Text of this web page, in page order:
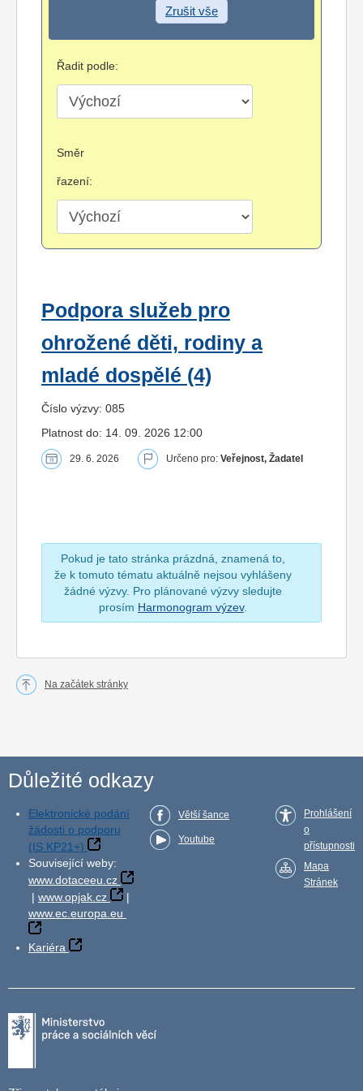
Zrušit vše
Řadit podle:
Směr
řazení:
Podpora služeb pro
ohrožené děti, rodiny a
mladé dospělé (4)
Číslo výzvy: 085
Platnost do: 14. 09. 2026 12:00
29. 6. 2026 Určeno pro: Veřejnost, Žadatel
Pokud je tato stránka prázdná, znamená to,
že k tomuto tématu aktuálně nejsou vyhlášeny
žádné výzvy. Pro plánované výzvy sledujte
prosím Harmonogram výzev.
Na začátek stránky
Důležité odkazy
Elektronické podání
žádosti o podporu
(IS KP21+)
Související weby:
www.dotaceeu.cz
| www.opjak.cz
|
www.ec.europa.eu
Kariéra
Větší šance
Youtube
Prohlášení
o
přístupnosti
Mapa
Stránek